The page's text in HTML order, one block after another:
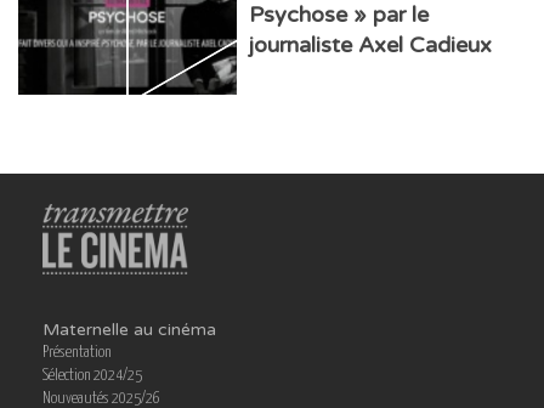
Psychose » par le
journaliste Axel Cadieux
Maternelle au cinéma
Présentation
Sélection 2024/25
Nouveautés 2025/26